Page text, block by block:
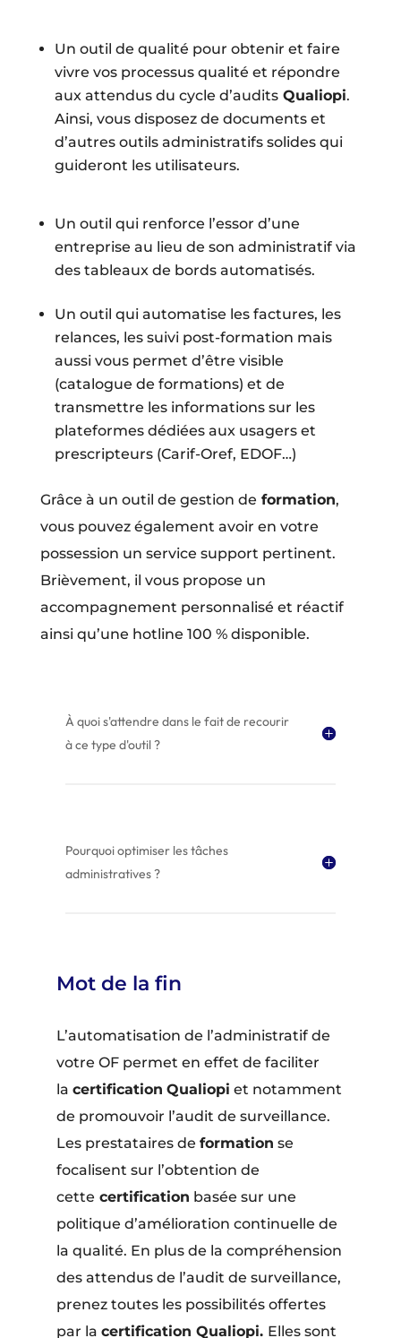
Un outil de qualité pour obtenir et faire
vivre vos processus qualité et répondre
aux attendus du cycle d’auditsQualiopi.
Ainsi, vous disposez de documents et
d’autres outils administratifs solides qui
guideront les utilisateurs.
Un outil qui renforce l’essor d’une
entreprise au lieu de son administratif via
des tableaux de bords automatisés.
Un outil qui automatise les factures, les
relances, les suivi post-formation mais
aussi vous permet d’être visible
(catalogue de formations) et de
transmettre les informations sur les
plateformes dédiées aux usagers et
prescripteurs (Carif-Oref, EDOF…)
Grâce à un outil de gestion de formation,
vous pouvez également avoir en votre
possession un service support pertinent.
Brièvement, il vous propose un
accompagnement personnalisé et réactif
ainsi qu’une hotline 100 % disponible.
À quoi s'attendre dans le fait de recourir
à ce type d'outil ?
Pourquoi optimiser les tâches
administratives ?
Mot de la fin
L’automatisation de l’administratif de
votre OF permet en effet de faciliter
la certification Qualiopi et notamment
de promouvoir l’audit de surveillance.
Les prestataires de formation se
focalisent sur l’obtention de
cette certification basée sur une
politique d’amélioration continuelle de
la qualité. En plus de la compréhension
des attendus de l’audit de surveillance,
prenez toutes les possibilités offertes
par la certification Qualiopi. Elles sont